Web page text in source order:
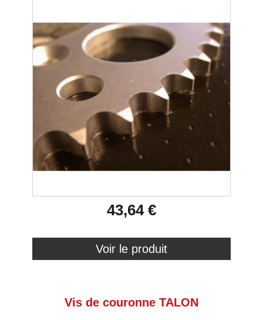
43,64 €
Voir le produit
Vis de couronne TALON